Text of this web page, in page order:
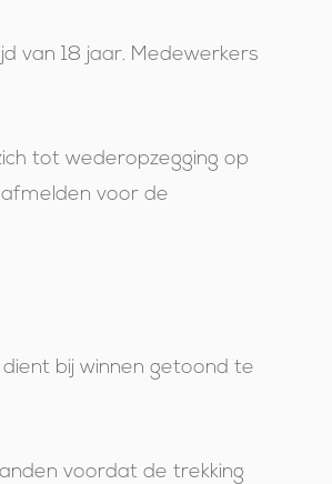
van 18 jaar. Medewerkers
tot wederopzegging op
voor de
bij winnen getoond te
voordat de trekking